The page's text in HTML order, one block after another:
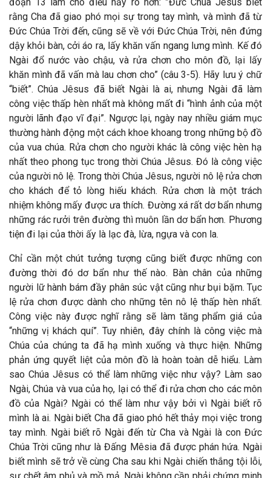
rằng Cha đã giao phó mọi sự trong tay mình, và mình đã từ
Đức Chúa Trời đến, cũng sẽ về với Đức Chúa Trời, nên đứng
dậy khỏi bàn, cởi áo ra, lấy khăn vấn ngang lưng mình. Kế đó
Ngài đổ nước vào chậu, và rửa chơn cho môn đồ, lại lấy
khăn mình đã vấn mà lau chơn cho” (câu 3-5). Hãy lưu ý chữ
“biết”. Chúa Jêsus đã biết Ngài là ai, nhưng Ngài đã làm
công việc thấp hèn nhất mà không mất đi “hình ảnh của một
người lãnh đạo vĩ đại”. Ngược lại, ngày nay nhiều giám mục
thường hành động một cách khoe khoang trong những bộ đồ
của vua chúa. Rửa chơn cho người khác là công việc hèn hạ
nhất theo phong tục trong thời Chúa Jêsus. Đó là công việc
của người nô lệ. Trong thời Chúa Jêsus, người nô lệ rửa chơn
cho khách để tỏ lòng hiếu khách. Rửa chơn là một trách
nhiệm không mấy được ưa thích. Đường xá rất dơ bẩn nhưng
những rác rưởi trên đường thì muôn lần dơ bẩn hơn. Phương
tiện đi lại của thời ấy là lạc đà, lừa, ngựa và con la.
Chỉ cần một chút tưởng tượng cũng biết được những con
đường thời đó dơ bẩn như thế nào. Bàn chân của những
người lữ hành bám đầy phân súc vật cũng như bụi bặm. Tục
lệ rửa chơn được dành cho những tên nô lệ thấp hèn nhất.
Công việc này được nghĩ rằng sẽ làm tăng phẩm giá của
“những vị khách quí”. Tuy nhiên, đây chính là công việc mà
Chúa của chúng ta đã hạ mình xuống và thực hiện. Những
phản ứng quyết liệt của môn đồ là hoàn toàn dễ hiểu. Làm
sao Chúa Jêsus có thể làm những việc như vậy? Làm sao
Ngài, Chúa và vua của họ, lại có thể đi rửa chơn cho các môn
đồ của Ngài? Ngài có thể làm như vậy bởi vì Ngài biết rõ
mình là ai. Ngài biết Cha đã giao phó hết thảy mọi việc trong
tay mình. Ngài biết rõ Ngài đến từ Cha và Ngài là con Đức
Chúa Trời cũng như là Đấng Mêsia đã được phán hứa. Ngài
biết mình sẽ trở về cùng Cha sau khi Ngài chiến thắng tội lỗi,